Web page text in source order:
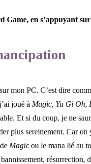
Game, en s’appuyant
mon PC. C’est dire
joué à Magic, Yu Gi Oh,
Et si du coup, je ne
plus sereinement. Car
Magic ou le mana lié au